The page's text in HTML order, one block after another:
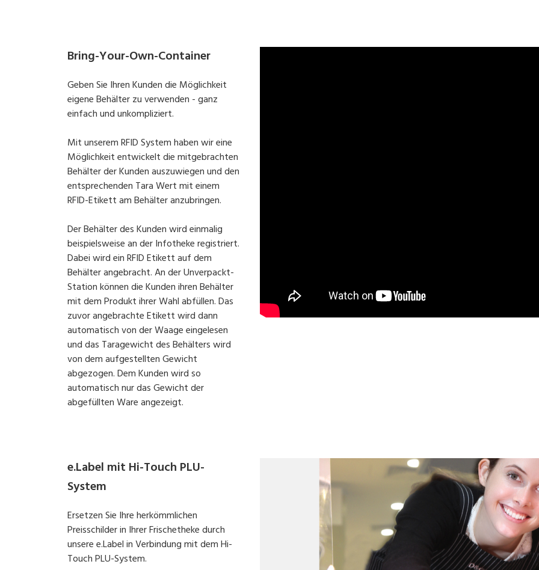
Bring-Your-Own-Container
Geben Sie Ihren Kunden die Möglichkeit
eigene Behälter zu verwenden - ganz
einfach und unkompliziert.
Mit unserem RFID System haben wir eine
Möglichkeit entwickelt die mitgebrachten
Behälter der Kunden auszuwiegen und den
entsprechenden Tara Wert mit einem
RFID-Etikett am Behälter anzubringen.
Der Behälter des Kunden wird einmalig
beispielsweise an der Infotheke registriert.
Dabei wird ein RFID Etikett auf dem
Behälter angebracht. An derUnverpackt-
Stationkönnen die Kunden ihren Behälter
mit dem Produkt ihrer Wahl abfüllen. Das
zuvor angebrachte Etikett wird dann
automatisch von der Waage eingelesen
und das Taragewicht des Behälters wird
von dem aufgestellten Gewicht
abgezogen. Dem Kunden wird so
automatisch nur das Gewicht der
abgefüllten Ware angezeigt.
e.Label mit Hi-Touch PLU-
System
Ersetzen Sie Ihre herkömmlichen
Preisschilder in Ihrer Frischethekedurch
unsere e.Label in Verbindung mit dem Hi-
Touch PLU-System.